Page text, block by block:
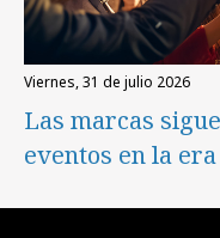
viernes, 31 de julio 2026
Las marcas
eventos en la